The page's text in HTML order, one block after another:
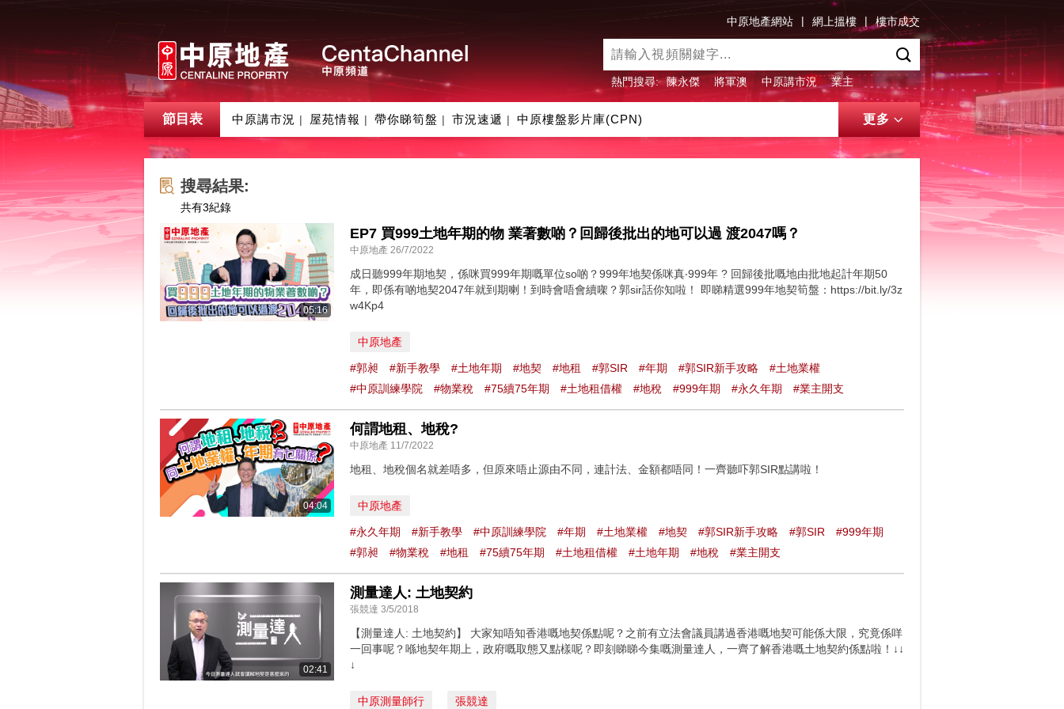
中原地產網站 | 網上搵樓 | 樓市成交
熱門搜尋: 陳永傑 將軍澳 中原講市況 業主
節目表 中原講市況 | 屋苑情報 | 帶你睇筍盤 | 市況速遞 | 中原樓盤影片庫(CPN) 更多
搜尋結果:
共有3紀錄
05:16
EP7 買999土地年期的物 業著數啲？回歸後批出的地可以過 渡2047嗎？
中原地產 26/7/2022
成日聽999年期地契，係咪買999年期嘅單位so啲？999年地契係咪真‧999年 ? 回歸後批嘅地由批地起計年期50
年，即係有啲地契2047年就到期喇！到時會唔會續㗎？郭sir話你知啦！ 即睇精選999年地契筍盤：https://bit.ly/3z
w4Kp4
中原地產
#郭昶 #新手教學 #土地年期 #地契 #地租 #郭SIR #年期 #郭SIR新手攻略
#土地業權
#中原訓練學院
#物業稅 #75續75年期 #土地租借權 #地稅 #999年期 #永久年期 #業主開支
04:04
何謂地租、地稅?
中原地產 11/7/2022
地租、地稅個名就差唔多，但原來唔止源由不同，連計法、金額都唔同！一齊聽吓郭SIR點講啦！
中原地產
#永久年期 #新手教學 #中原訓練學院 #年期 #土地業權 #地契 #郭SIR新手攻略 #郭SIR
#999年期
#郭昶
#物業稅 #地租 #75續75年期 #土地租借權 #土地年期 #地稅 #業主開支
02:41
測量達人: 土地契約
張競達 3/5/2018
【測量達人: 土地契約】 大家知唔知香港嘅地契係點呢？之前有立法會議員講過香港嘅地契可能係大限，究竟係咩
一回事呢？喺地契年期上，政府嘅取態又點樣呢？即刻睇睇今集嘅測量達人，一齊了解香港嘅土地契約係點啦！↓↓
↓
中原測量師行 張競達